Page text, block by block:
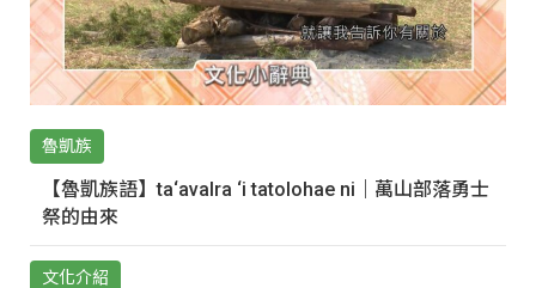
魯凱族
【魯凱族語】ta‘avalra ‘i tatolohae ni｜萬山部落勇士
祭的由來
文化介紹